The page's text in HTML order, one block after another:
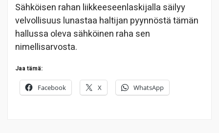
Sähköisen rahan liikkeeseenlaskijalla säilyy
velvollisuus lunastaa haltijan pyynnöstä tämän
hallussa oleva sähköinen raha sen
nimellisarvosta.
Jaa tämä:
Facebook X WhatsApp